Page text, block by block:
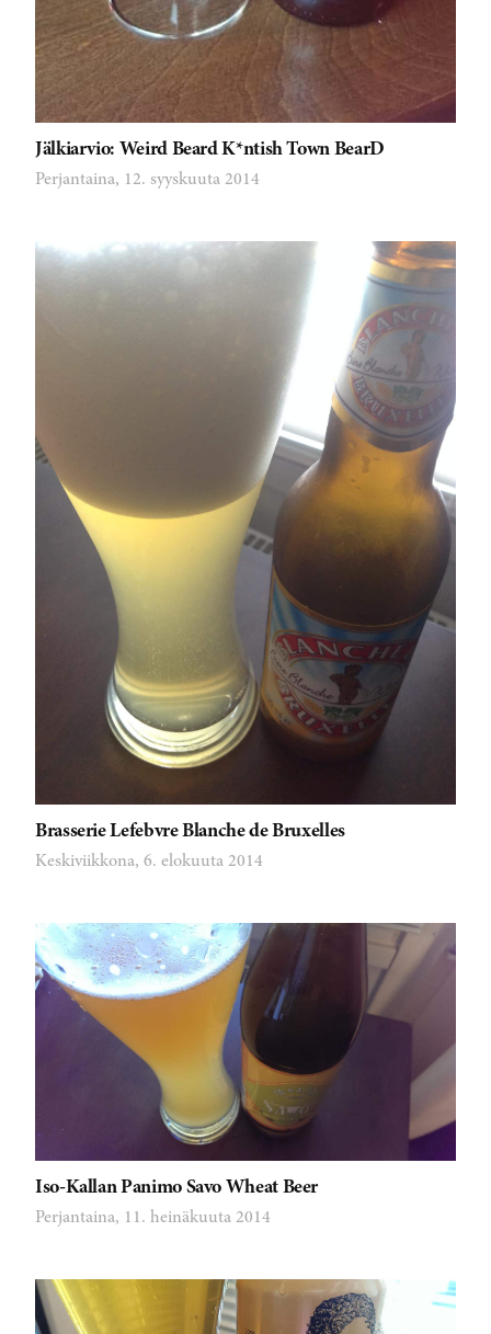
Jälkiarvio: Weird Beard K*ntish Town BearD
Perjantaina, 12. syyskuuta 2014
Brasserie Lefebvre Blanche de Bruxelles
Keskiviikkona, 6. elokuuta 2014
Iso-Kallan Panimo Savo Wheat Beer
Perjantaina, 11. heinäkuuta 2014